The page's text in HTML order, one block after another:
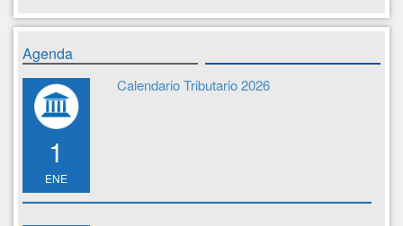
Agenda
1
ENE
Calendario Tributario 2026